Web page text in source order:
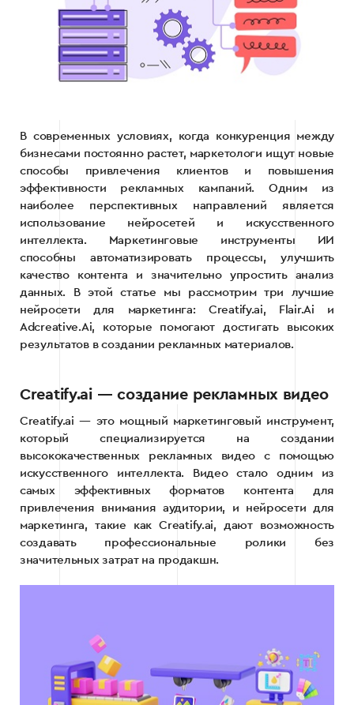
В современных условиях, когда конкуренция между
бизнесами постоянно растет, маркетологи ищут новые
способы привлечения клиентов и повышения
эффективности рекламных кампаний. Одним из
наиболее перспективных направлений является
использование нейросетей и искусственного
интеллекта. Маркетинговые инструменты ИИ
способны автоматизировать процессы, улучшить
качество контента и значительно упростить анализ
данных. В этой статье мы рассмотрим три лучшие
нейросети для маркетинга: Creatify.ai, Flair.Ai и
Adcreative.Ai, которые помогают достигать высоких
результатов в создании рекламных материалов.
Creatify.ai — создание рекламных видео
Creatify.ai — это мощный маркетинговый инструмент,
который специализируется на создании
высококачественных рекламных видео с помощью
искусственного интеллекта. Видео стало одним из
самых эффективных форматов контента для
привлечения внимания аудитории, и нейросети для
маркетинга, такие как Creatify.ai, дают возможность
создавать профессиональные ролики без
значительных затрат на продакшн.